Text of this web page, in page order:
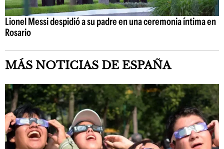
Lionel Messi despidió a su padre en una ceremonia íntima en
Rosario
MÁS NOTICIAS DE ESPAÑA